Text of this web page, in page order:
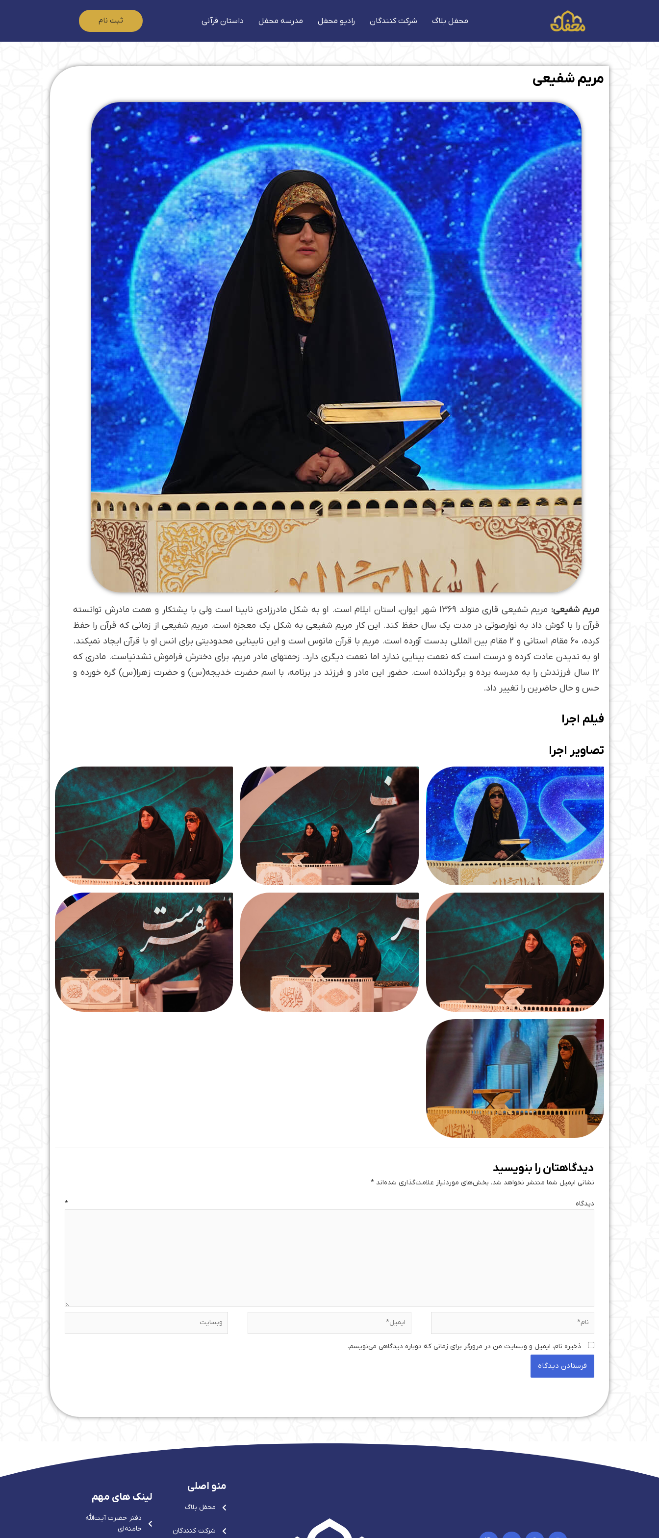
محفل بلاگ شرکت کنندگان رادیو محفل مدرسه محفل داستان قرآنی ثبت نام
مریم شفیعی
مریم شفیعی:
مریم شفیعی قاری متولد 1369 شهر ایوان، استان ایلام است. او به شکل مادرزادی نابینا است ولی با پشتکار و همت مادرش توانسته
قرآن را با گوش داد به نوارصوتی در مدت یک سال حفظ کند. این کار مریم شفیعی به شکل یک معجزه است. مریم شفیعی از زمانی که قرآن را حفظ
کرده، 60 مقام استانی و 2 مقام بین المللی بدست آورده است. مریم با قرآن مانوس است و این نابینایی محدودیتی برای انس او با قرآن ایجاد نمی­کند.
او به ندیدن عادت کرده و درست است که نعمت بینایی ندارد اما نعمت دیگری دارد. زحمت­های مادر مریم، برای دخترش فراموش نشدنی­است. مادری که
12 سال فرزندش را به مدرسه برده و برگردانده است. حضور این مادر و فرزند در برنامه، با اسم حضرت خدیجه(س) و حضرت زهرا(س) گره خورده و
حس و حال حاضرین را تغییر داد.
فیلم اجرا
تصاویر اجرا
دیدگاهتان را بنویسید
نشانی ایمیل شما منتشر نخواهد شد. بخش‌های موردنیاز علامت‌گذاری شده‌اند *
دیدگاه *
ذخیره نام، ایمیل و وبسایت من در مرورگر برای زمانی که دوباره دیدگاهی می‌نویسم.
I
T
Y
I
منو اصلی
محفل بلاگ
شرکت کنندگان
لینک های مهم
دفتر حضرت آيت‌الله‌
خامنه‌ای